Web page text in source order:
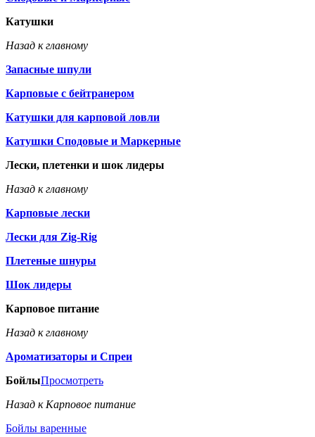
Катушки
Назад к главному
Запасные шпули
Карповые с бейтранером
Катушки для карповой ловли
Катушки Сподовые и Маркерные
Лески, плетенки и шок лидеры
Назад к главному
Карповые лески
Лески для Zig-Rig
Плетеные шнуры
Шок лидеры
Карповое питание
Назад к главному
Ароматизаторы и Спреи
БойлыПросмотреть
Назад к Карповое питание
Бойлы варенные